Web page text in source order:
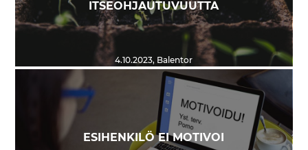
ITSEOHJAUTUVUUTTA
4.10.2023, Balentor
ESIHENKILÖ EI MOTIVOI